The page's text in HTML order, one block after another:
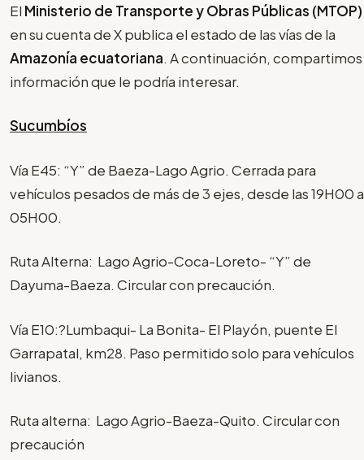
El Ministerio de Transporte y Obras Públicas (MTOP)
en su cuenta de X publica el estado de las vías de la
Amazonía ecuatoriana. A continuación, compartimos
información que le podría interesar.
Sucumbíos
Vía E45: “Y” de Baeza-Lago Agrio. Cerrada para
vehículos pesados de más de 3 ejes, desde las 19H00 a
05H00.
Ruta Alterna: Lago Agrio-Coca-Loreto- “Y” de
Dayuma-Baeza. Circular con precaución.
Vía E10:?Lumbaqui- La Bonita- El Playón, puente El
Garrapatal, km28. Paso permitido solo para vehículos
livianos.
Ruta alterna: Lago Agrio-Baeza-Quito. Circular con
precaución